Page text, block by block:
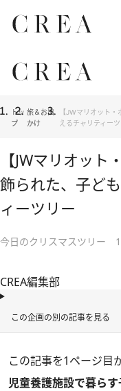
トッ
プ
旅＆お出
かけ
【JWマリオット
えるチャリティー
【JWマリオッ
飾られた、子ど
ィーツリー
今日のクリスマスツリー
CREA編集部
この企画の別の記事を見る
この記事を1ページ目
児童養護施設で暮ら